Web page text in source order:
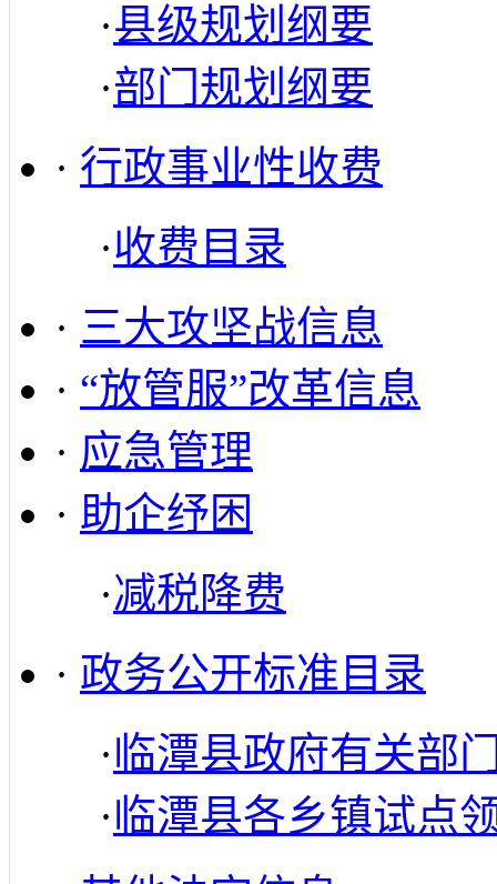
·县级规划纲要
·部门规划纲要
· 行政事业性收费
·收费目录
· 三大攻坚战信息
· “放管服”改革信息
· 应急管理
· 助企纾困
·减税降费
· 政务公开标准目录
·临潭县政府有关部
·临潭县各乡镇试点